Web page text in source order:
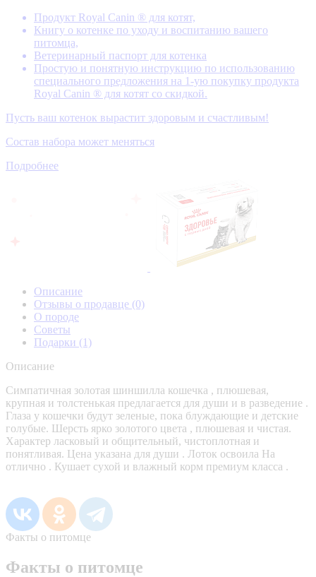
Продукт Royal Canin ® для котят,
Книгу о котенке по уходу и воспитанию вашего
питомца,
Ветеринарный паспорт для котенка
Простую и понятную инструкцию по использованию
специального предложения на 1-ую покупку продукта
Royal Canin ® для котят со скидкой.
Пусть ваш котенок вырастит здоровым и счастливым!
Состав набора может меняться
Подробнее
Описание
Отзывы о продавце (0)
О породе
Советы
Подарки (1)
Описание
Симпатичная золотая шиншилла кошечка , плюшевая,
крупная и толстенькая предлагается для души и в разведение .
Глаза у кошечки будут зеленые, пока блуждающие и детские
голубые. Шерсть ярко золотого цвета , плюшевая и чистая.
Характер ласковый и общительный, чистоплотная и
понятливая. Цена указана для души . Лоток освоила На
отлично . Кушает сухой и влажный корм премиум класса .
Факты о питомце
Факты о питомце